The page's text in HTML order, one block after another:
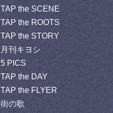
TAP the SCENE
TAP the ROOTS
TAP the STORY
月刊キヨシ
5 PICS
TAP the DAY
TAP the FLYER
街の歌